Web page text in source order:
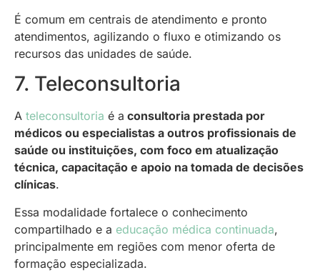
É comum em centrais de atendimento e pronto
atendimentos, agilizando o fluxo e otimizando os
recursos das unidades de saúde.
7. Teleconsultoria
A teleconsultoria é a consultoria prestada por
médicos ou especialistas a outros profissionais de
saúde ou instituições, com foco em atualização
técnica, capacitação e apoio na tomada de decisões
clínicas.
Essa modalidade fortalece o conhecimento
compartilhado e a educação médica continuada,
principalmente em regiões com menor oferta de
formação especializada.